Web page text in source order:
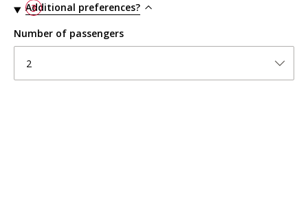
3
Additional preferences?
Number of passengers
2